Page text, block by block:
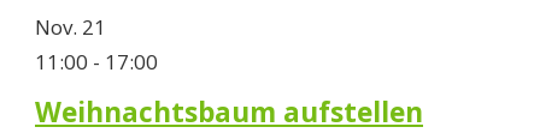
Nov. 21
11:00 - 17:00
Weihnachtsbaum aufstellen